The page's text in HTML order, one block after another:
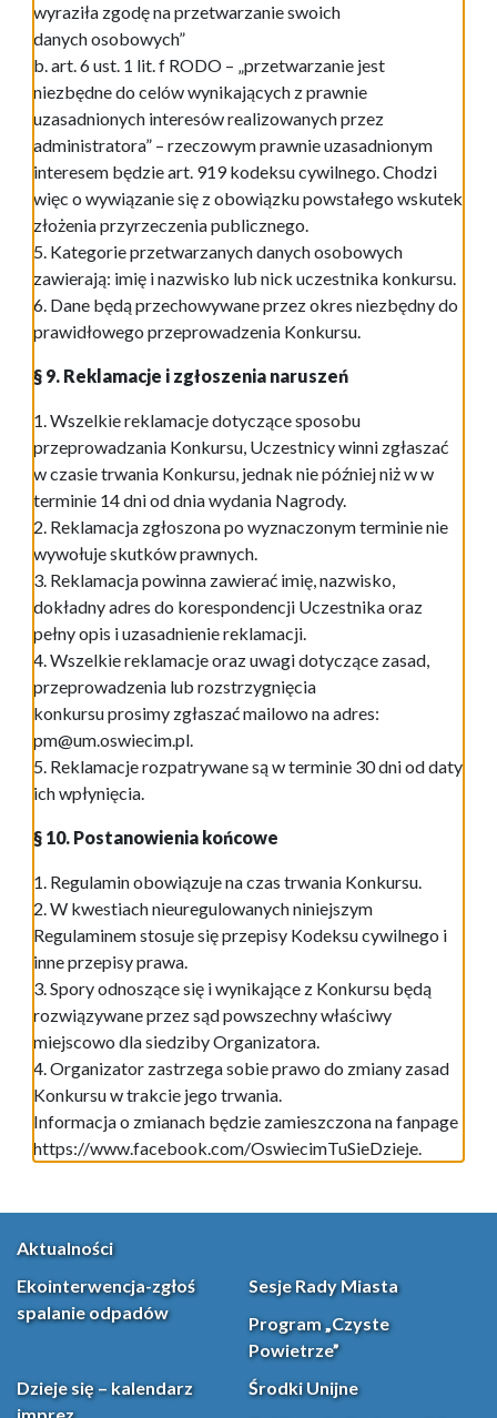
wyraziła zgodę na przetwarzanie swoich
danych osobowych”
b. art. 6 ust. 1 lit. f RODO – „przetwarzanie jest
niezbędne do celów wynikających z prawnie
uzasadnionych interesów realizowanych przez
administratora” – rzeczowym prawnie uzasadnionym
interesem będzie art. 919 kodeksu cywilnego. Chodzi
więc o wywiązanie się z obowiązku powstałego wskutek
złożenia przyrzeczenia publicznego.
5. Kategorie przetwarzanych danych osobowych
zawierają: imię i nazwisko lub nick uczestnika konkursu.
6. Dane będą przechowywane przez okres niezbędny do
prawidłowego przeprowadzenia Konkursu.
§ 9. Reklamacje i zgłoszenia naruszeń
1. Wszelkie reklamacje dotyczące sposobu
przeprowadzania Konkursu, Uczestnicy winni zgłaszać
w czasie trwania Konkursu, jednak nie później niż w w
terminie 14 dni od dnia wydania Nagrody.
2. Reklamacja zgłoszona po wyznaczonym terminie nie
wywołuje skutków prawnych.
3. Reklamacja powinna zawierać imię, nazwisko,
dokładny adres do korespondencji Uczestnika oraz
pełny opis i uzasadnienie reklamacji.
4. Wszelkie reklamacje oraz uwagi dotyczące zasad,
przeprowadzenia lub rozstrzygnięcia
konkursu prosimy zgłaszać mailowo na adres:
pm@um.oswiecim.pl.
5. Reklamacje rozpatrywane są w terminie 30 dni od daty
ich wpłynięcia.
§ 10. Postanowienia końcowe
1. Regulamin obowiązuje na czas trwania Konkursu.
2. W kwestiach nieuregulowanych niniejszym
Regulaminem stosuje się przepisy Kodeksu cywilnego i
inne przepisy prawa.
3. Spory odnoszące się i wynikające z Konkursu będą
rozwiązywane przez sąd powszechny właściwy
miejscowo dla siedziby Organizatora.
4. Organizator zastrzega sobie prawo do zmiany zasad
Konkursu w trakcie jego trwania.
Informacja o zmianach będzie zamieszczona na fanpage
https://www.facebook.com/OswiecimTuSieDzieje.
Aktualności
Ekointerwencja-zgłoś
spalanie odpadów
Sesje Rady Miasta
Program „Czyste
Powietrze”
Dzieje się – kalendarz
Środki Unijne